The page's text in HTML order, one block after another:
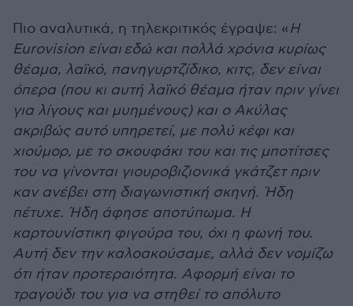
Πιο αναλυτικά, η τηλεκριτικός έγραψε: «Η
Eurovision είναι εδώ και πολλά χρόνια κυρίως
θέαμα, λαϊκό, πανηγυρτζίδικο, κιτς, δεν είναι
όπερα (που κι αυτή λαϊκό θέαμα ήταν πριν γίνει
για λίγους και μυημένους) και ο Ακύλας
ακριβώς αυτό υπηρετεί, με πολύ κέφι και
χιούμορ, με το σκουφάκι του και τις μποτίτσες
του να γίνονται γιουροβιζιονικά γκάτζετ πριν
καν ανέβει στη διαγωνιστική σκηνή. Ήδη
πέτυχε. Ήδη άφησε αποτύπωμα. Η
καρτουνίστικη φιγούρα του, όχι η φωνή του.
Αυτή δεν την καλοακούσαμε, αλλά δεν νομίζω
ότι ήταν προτεραιότητα. Αφορμή είναι το
τραγούδι του για να στηθεί το απόλυτο